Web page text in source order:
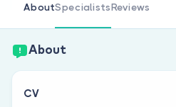
AboutSpecialistsReviews
About
CV